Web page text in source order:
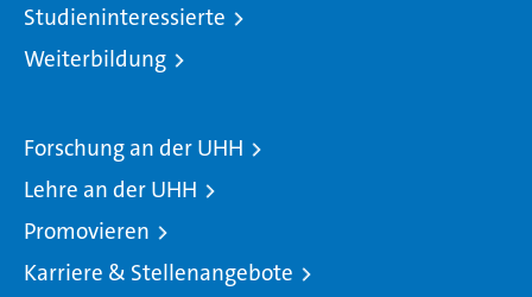
Studieninteressierte
Weiterbildung
Forschung an der UHH
Lehre an der UHH
Promovieren
Karriere & Stellenangebote